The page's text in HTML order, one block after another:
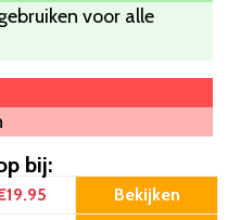
voor alle
bij:
Bekijken